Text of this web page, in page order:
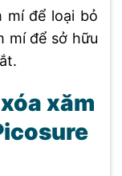
mí để loại bỏ
mí để sở hữu
xăm